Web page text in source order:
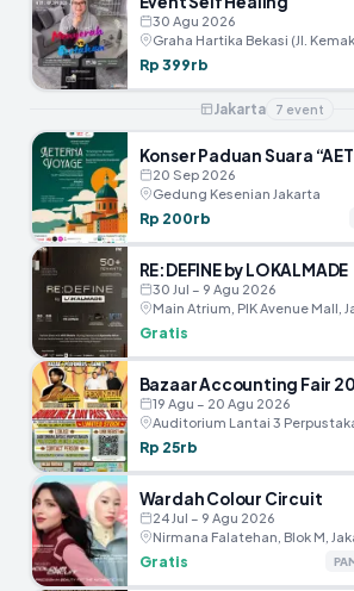
30 Agu 2026
Rp 399rb
Jakarta 7 event
Konser Paduan Suara
20 Sep 2026
Gedung Kesenian Jakarta
Rp 200rb
RE:DEFINE by LOKALMADE
30 Jul – 9 Agu 2026
Main Atrium, PIK Avenue Mall,
Gratis
Bazaar Accounting Fair
19 Agu – 20 Agu 2026
Rp 25rb
Wardah Colour Circuit
24 Jul – 9 Agu 2026
Nirmana Falatehan, Blok M,
Gratis